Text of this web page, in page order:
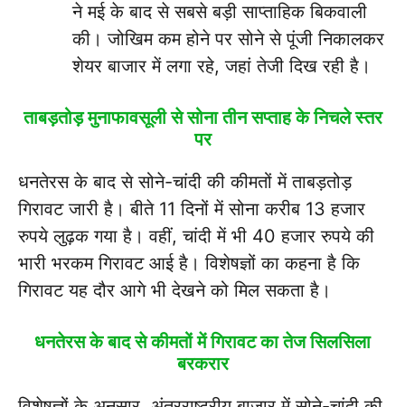
ने मई के बाद से सबसे बड़ी साप्ताहिक बिकवाली
की। जोखिम कम होने पर सोने से पूंजी निकालकर
शेयर बाजार में लगा रहे, जहां तेजी दिख रही है।
ताबड़तोड़ मुनाफावसूली से सोना तीन सप्ताह के निचले स्तर
पर
धनतेरस के बाद से सोने-चांदी की कीमतों में ताबड़तोड़
गिरावट जारी है। बीते 11 दिनों में सोना करीब 13 हजार
रुपये लुढ़क गया है। वहीं, चांदी में भी 40 हजार रुपये की
भारी भरकम गिरावट आई है। विशेषज्ञों का कहना है कि
गिरावट यह दौर आगे भी देखने को मिल सकता है।
धनतेरस के बाद से कीमतों में गिरावट का तेज सिलसिला
बरकरार